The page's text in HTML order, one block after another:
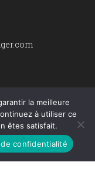
la meilleure
à utiliser ce
êtes satisfait.
confidentialité